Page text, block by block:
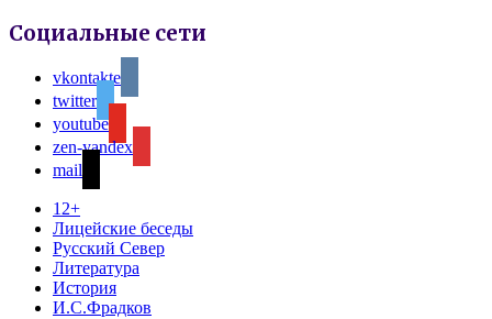
Социальные сети
vkontakte
twitter
youtube
zen-yandex
mail
12+
Лицейские беседы
Русский Север
Литература
История
И.С.Фрадков